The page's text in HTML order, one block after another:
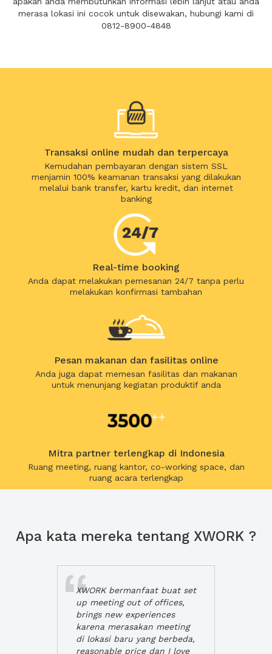
merasa lokasi ini cocok untuk disewakan, hubungi kami di
0812-8900-4848
Transaksi online mudah dan terpercaya
Kemudahan pembayaran dengan sistem SSL
menjamin 100% keamanan transaksi yang dilakukan
melalui bank transfer, kartu kredit, dan internet
banking
Real-time booking
Anda dapat melakukan pemesanan 24/7 tanpa perlu
melakukan konfirmasi tambahan
Pesan makanan dan fasilitas online
Anda juga dapat memesan fasilitas dan makanan
untuk menunjang kegiatan produktif anda
Mitra partner terlengkap di Indonesia
Ruang meeting, ruang kantor, co-working space, dan
ruang acara terlengkap
Apa kata mereka tentang XWORK ?
XWORK bermanfaat buat set
up meeting out of offices,
brings new experiences
karena merasakan meeting
di lokasi baru yang berbeda,
reasonable price dan I love